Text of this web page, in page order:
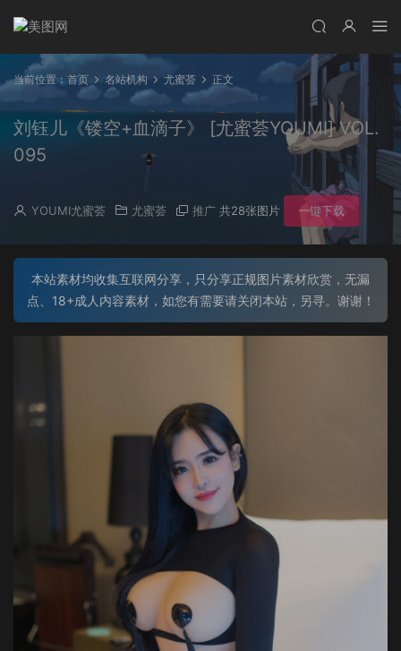
当前位置： 首页 名站机构 尤蜜荟 正文
刘钰儿《镂空+血滴子》 [尤蜜荟YOUMI] VOL.
095
YOUMI尤蜜荟 尤蜜荟 推广 共28张图片 一键下载
本站素材均收集互联网分享，只分享正规图片素材欣赏，无漏
点、18+成人内容素材，如您有需要请关闭本站，另寻。谢谢！